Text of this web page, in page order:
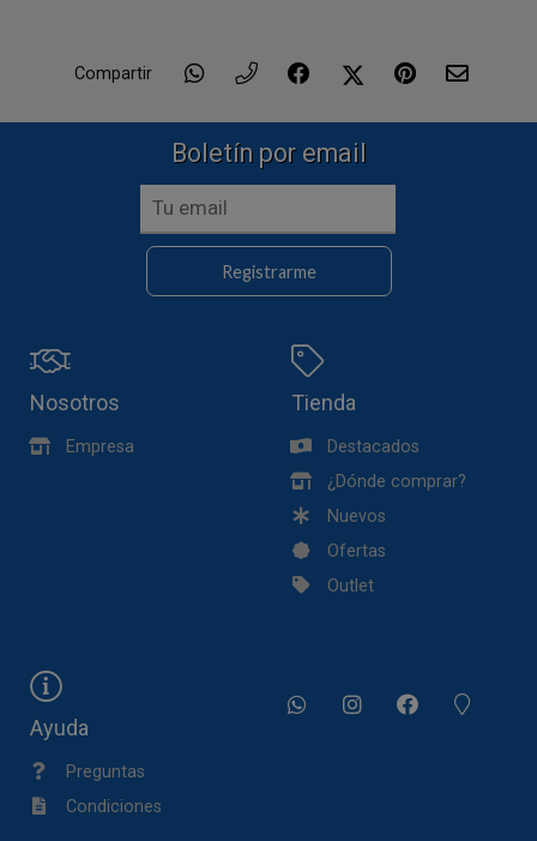
Compartir
Boletín por email
Registrarme
Nosotros
Empresa
Tienda
Destacados
¿Dónde comprar?
Nuevos
Ofertas
Outlet
Ayuda
Preguntas
Condiciones